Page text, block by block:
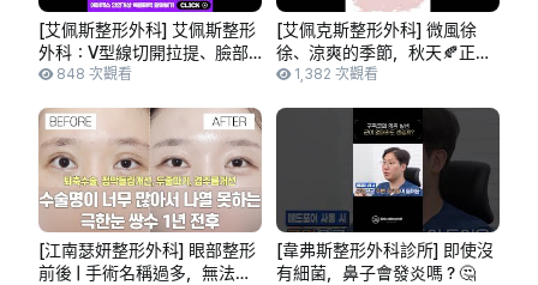
[艾佩斯整形外科] 艾佩斯整形
外科：V型線切開拉提、臉部
拉提，享史無前例的優惠與條
848 次觀看
[艾佩克斯整形外科] 微風徐
徐、涼爽的季節，秋天🍂正是
變美的絕佳時機呢~~在哪裡
1,382 次觀看
[江南瑟妍整形外科] 眼部整形
前後 | 手術名稱過多，無法列
[韋弗斯整形外科診所] 即使沒
有細菌，鼻子會發炎嗎？🤔